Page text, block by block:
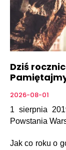
Dziś
2026-08-01
1 sierpnia
Powstania
Jak co roku o